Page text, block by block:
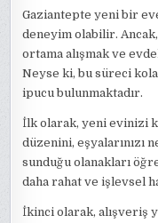
Gaziantepte yeni bir
deneyim olabilir.
ortama alışmak ve
Neyse ki, bu süreci
ipucu bulunmaktadır.
İlk olarak, yeni evinizi
düzenini,
sunduğu olanakları
daha rahat ve işlevsel
İkinci olarak, alışveriş